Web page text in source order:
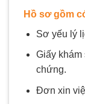
Hồ sơ gồm
Sơ yếu lý
Giấy khám
chứng.
Đơn xin